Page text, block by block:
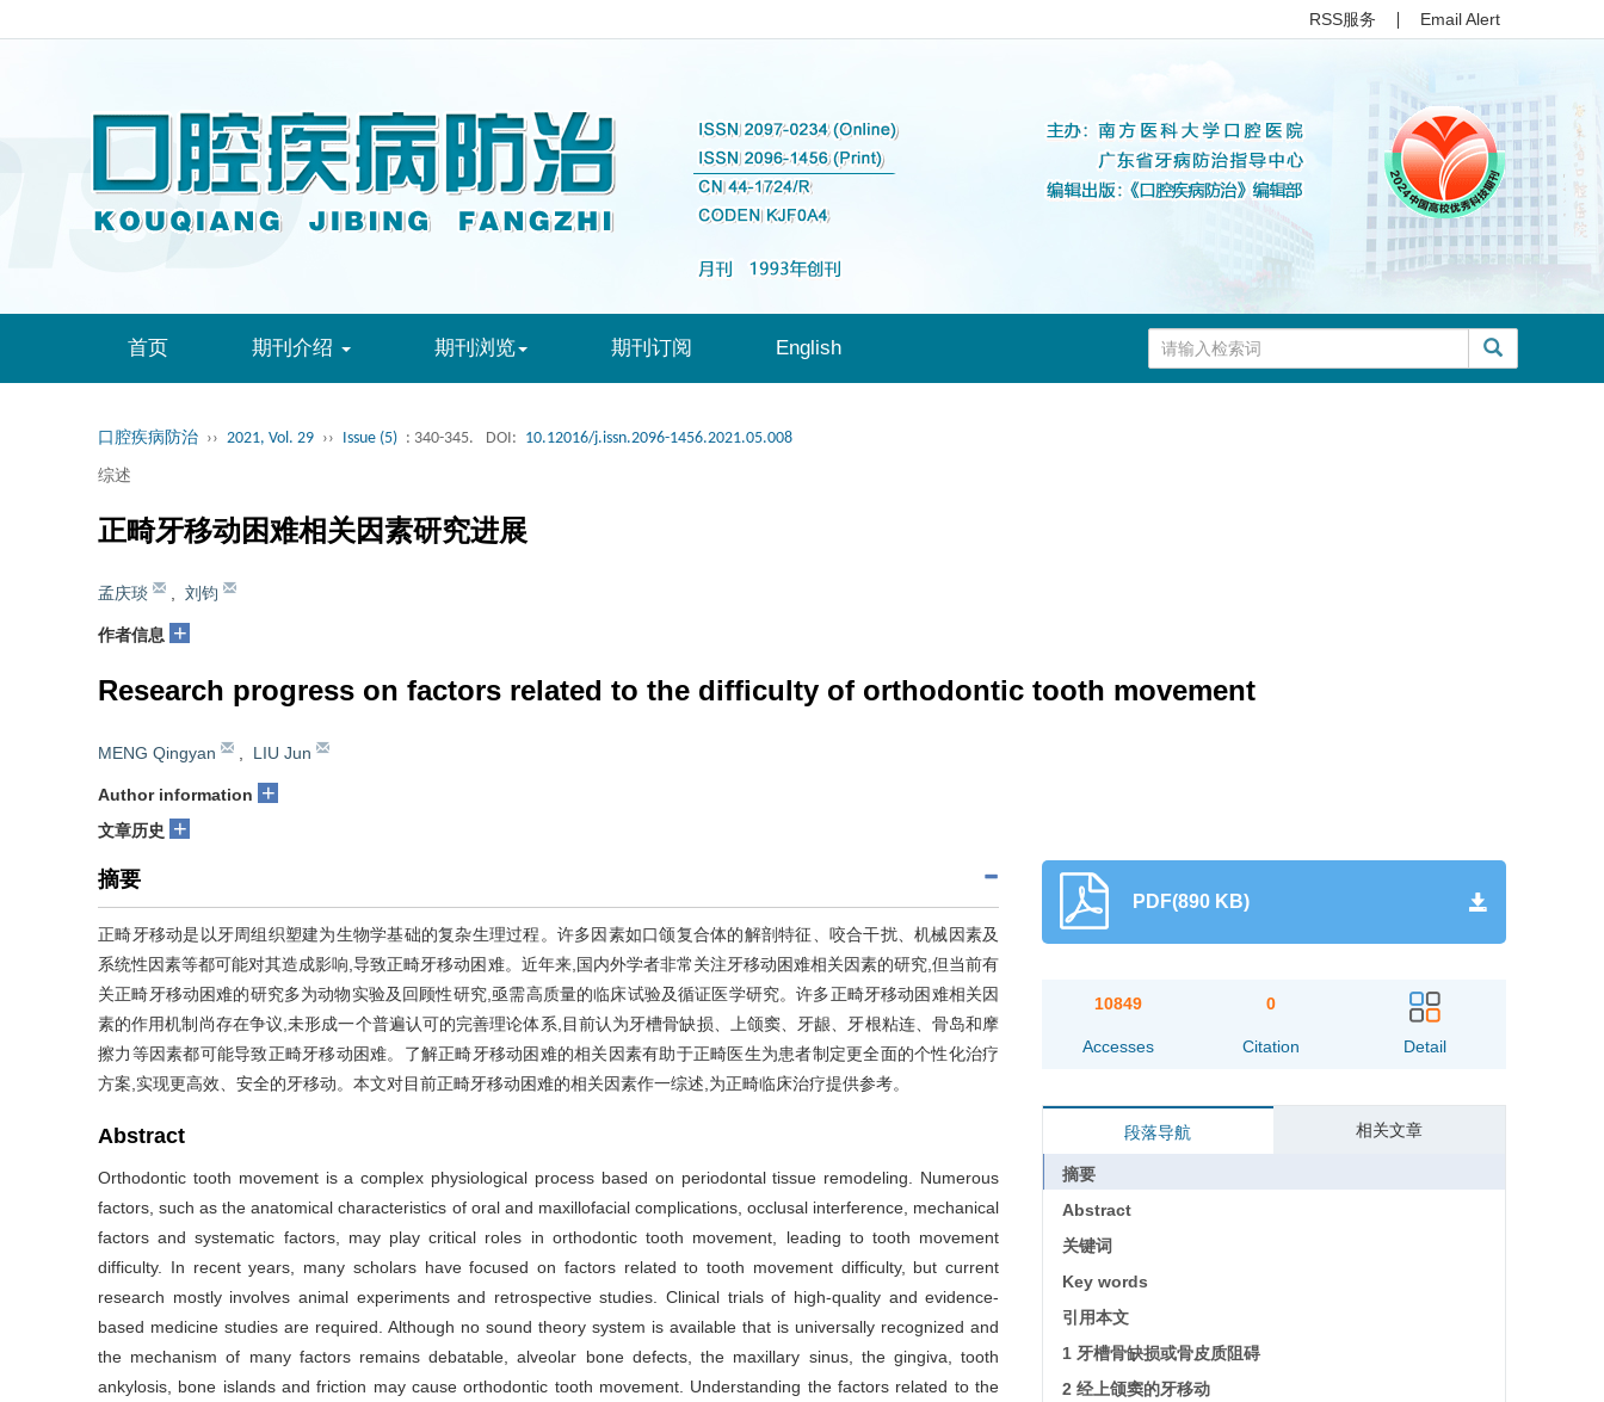
RSS服务 Email Alert
首页 期刊介绍 期刊浏览 期刊订阅 English
口腔疾病防治 ›› 2021, Vol. 29 ›› Issue (5) : 340-345. DOI: 10.12016/j.issn.2096-1456.2021.05.008
综述
正畸牙移动困难相关因素研究进展
孟庆琰 刘钧
作者信息 +
Research progress on factors related to the difficulty of orthodontic tooth movement
MENG Qingyan LIU Jun
Author information +
文章历史 +
摘要
正畸牙移动是以牙周组织塑建为生物学基础的复杂生理过程。许多因素如口颌复合体的解剖特征、咬合干扰、机械因素及
系统性因素等都可能对其造成影响,导致正畸牙移动困难。近年来,国内外学者非常关注牙移动困难相关因素的研究,但当前有
关正畸牙移动困难的研究多为动物实验及回顾性研究,亟需高质量的临床试验及循证医学研究。许多正畸牙移动困难相关因
素的作用机制尚存在争议,未形成一个普遍认可的完善理论体系,目前认为牙槽骨缺损、上颌窦、牙龈、牙根粘连、骨岛和摩
擦力等因素都可能导致正畸牙移动困难。了解正畸牙移动困难的相关因素有助于正畸医生为患者制定更全面的个性化治疗
方案,实现更高效、安全的牙移动。本文对目前正畸牙移动困难的相关因素作一综述,为正畸临床治疗提供参考。
Abstract
Orthodontic tooth movement is a complex physiological process based on periodontal tissue remodeling. Numerous
factors, such as the anatomical characteristics of oral and maxillofacial complications, occlusal interference, mechanical
factors and systematic factors, may play critical roles in orthodontic tooth movement, leading to tooth movement
difficulty. In recent years, many scholars have focused on factors related to tooth movement difficulty, but current
research mostly involves animal experiments and retrospective studies. Clinical trials of high-quality and evidence-
based medicine studies are required. Although no sound theory system is available that is universally recognized and
the mechanism of many factors remains debatable, alveolar bone defects, the maxillary sinus, the gingiva, tooth
ankylosis, bone islands and friction may cause orthodontic tooth movement. Understanding the factors related to the
PDF(890 KB)
10849
Accesses
0
Citation Detail
段落导航 相关文章
摘要
Abstract
关键词
Key words
引用本文
1 牙槽骨缺损或骨皮质阻碍
2 经上颌窦的牙移动